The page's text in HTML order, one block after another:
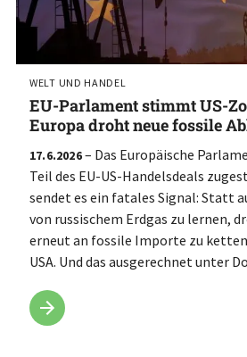
EU-Parlament stimmt US-
Europa droht neue fossile
WELT UND HANDEL
17.6.2026– Das Europäische
Teil des EU-US-Handelsdeals
sendet es ein fatales Signal: Statt
von russischem Erdgas zu lernen,
erneut an fossile Importe zu ketten
USA. Und das ausgerechnet unter